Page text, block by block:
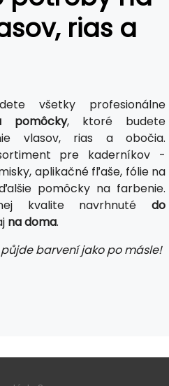
rias a
všetky profesionálne
pomôcky, ktoré budete
vlasov, rias a obočia.
pre kaderníkov -
aplikačné fľaše, fólie na
pomôcky na farbenie.
kvalite navrhnuté do
na doma.
barvení jako po másle!